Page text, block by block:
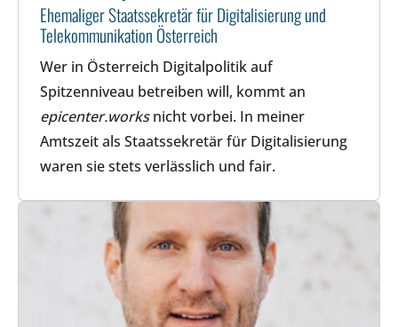
Ehemaliger Staatssekretär für Digitalisierung und
Telekommunikation Österreich
Wer in Österreich Digitalpolitik auf
Spitzenniveau betreiben will, kommt an
epicenter.worksnicht vorbei. In meiner
Amtszeit als Staatssekretär für Digitalisierung
waren sie stets verlässlich und fair.